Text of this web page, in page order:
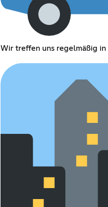
Wir treffen uns regelmäßig in